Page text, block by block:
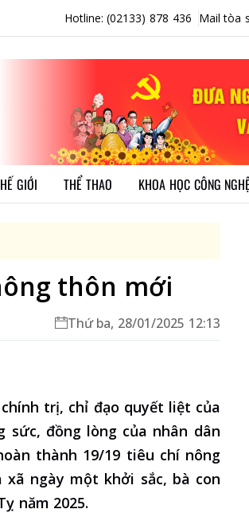
Hotline: (02133) 878 436 Mail tòa
GIỚI THỂ THAO KHOA HỌC CÔNG NGHỆ
thôn mới
Thứ ba, 28/01/2025 12:13
trị, chỉ đạo quyết liệt của
sức, đồng lòng của nhân dân
thành 19/19 tiêu chí nông
ngày một khởi sắc, bà con
năm 2025.